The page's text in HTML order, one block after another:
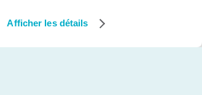
Afficher les détails
développement Web cinetic.ca